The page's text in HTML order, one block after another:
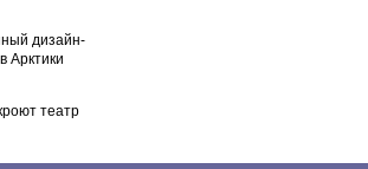
дизайн-
Арктики
театр